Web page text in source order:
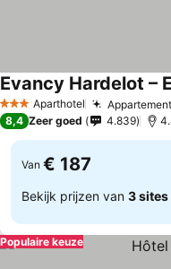
3 SterrenAparthotel
Evancy Hardelot –
8,4 Zeer goed 4.839
Van € 187
Bekijk prijzen van 3 sites
Populaire keuze